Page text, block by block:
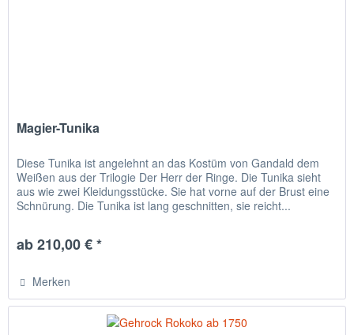
Magier-Tunika
Diese Tunika ist angelehnt an das Kostüm von Gandald dem
Weißen aus der Trilogie Der Herr der Ringe. Die Tunika sieht
aus wie zwei Kleidungsstücke. Sie hat vorne auf der Brust eine
Schnürung. Die Tunika ist lang geschnitten, sie reicht...
ab 210,00 € *
Merken